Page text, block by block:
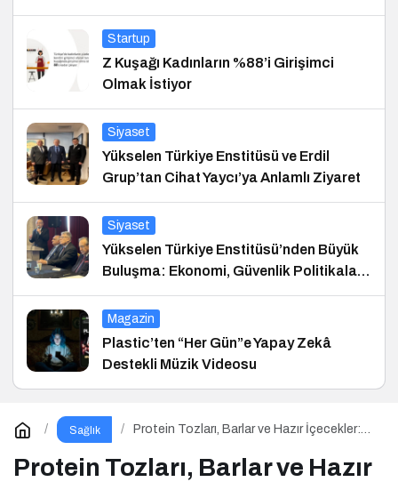
Startup
Z Kuşağı Kadınların %88’i Girişimci
Olmak İstiyor
Siyaset
Yükselen Türkiye Enstitüsü ve Erdil
Grup’tan Cihat Yaycı’ya Anlamlı Ziyaret
Siyaset
Yükselen Türkiye Enstitüsü’nden Büyük
Buluşma: Ekonomi, Güvenlik Politikaları
ve Hukuk Konferansı
Magazin
Plastic’ten “Her Gün”e Yapay Zekâ
Destekli Müzik Videosu
Sağlık
Protein Tozları, Barlar ve Hazır İçecekler:
Protein Tozları, Barlar ve Hazır